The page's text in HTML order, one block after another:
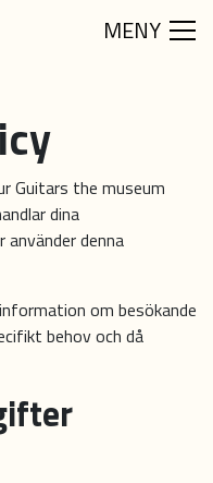
MENY
Guitars the museum
dina
denna
om besökande
behov och då